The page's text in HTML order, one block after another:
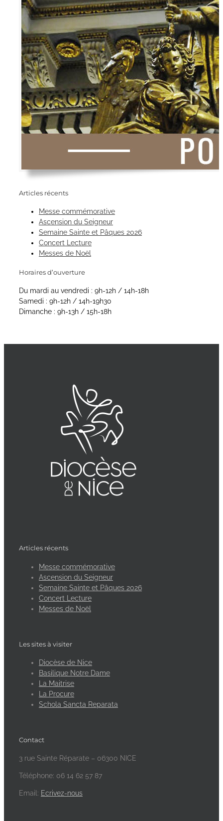
Articles récents
Messe commémorative
Ascension du Seigneur
Semaine Sainte et Pâques 2026
Concert Lecture
Messes de Noël
Horaires d’ouverture
Du mardi au vendredi : 9h-12h / 14h-18h
Samedi : 9h-12h / 14h-19h30
Dimanche : 9h-13h / 15h-18h
Articles récents
Messe commémorative
Ascension du Seigneur
Semaine Sainte et Pâques 2026
Concert Lecture
Messes de Noël
Les sites à visiter
Diocèse de Nice
Basilique Notre Dame
La Maitrise
La Procure
Schola Sancta Reparata
Contact
3 rue Sainte Réparate – 06300 NICE
Téléphone: 06 14 62 57 87
Email: Ecrivez-nous